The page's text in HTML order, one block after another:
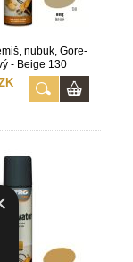
nubuk, Gore-
- Beige 130